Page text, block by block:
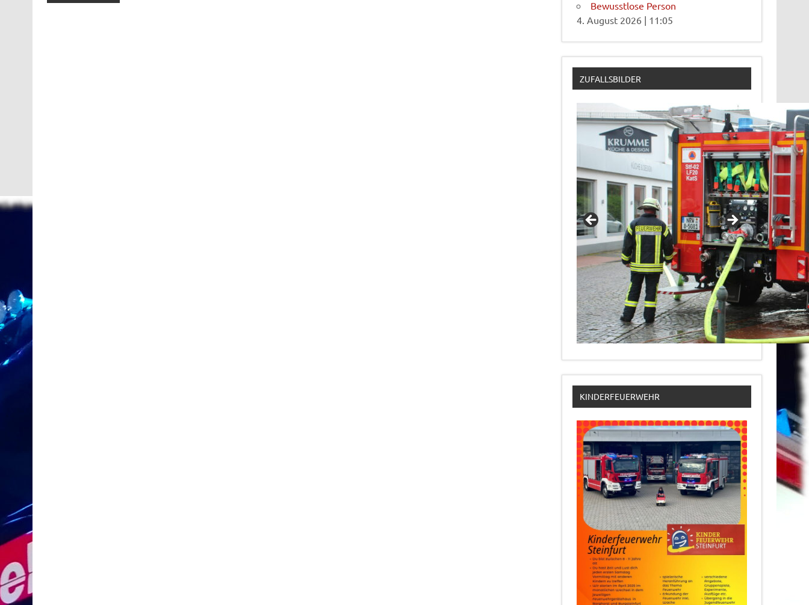
Bewusstlose Person
4. August 2026 | 11:05
ZUFALLSBILDER
KINDERFEUERWEHR